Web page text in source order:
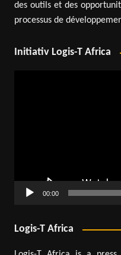
des outils et des
processus de
Initiativ Logis-T Africa
00:00
Logis-T Africa